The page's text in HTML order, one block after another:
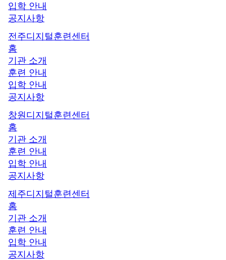
입학 안내
공지사항
전주디지털훈련센터
홈
기관 소개
훈련 안내
입학 안내
공지사항
창원디지털훈련센터
홈
기관 소개
훈련 안내
입학 안내
공지사항
제주디지털훈련센터
홈
기관 소개
훈련 안내
입학 안내
공지사항